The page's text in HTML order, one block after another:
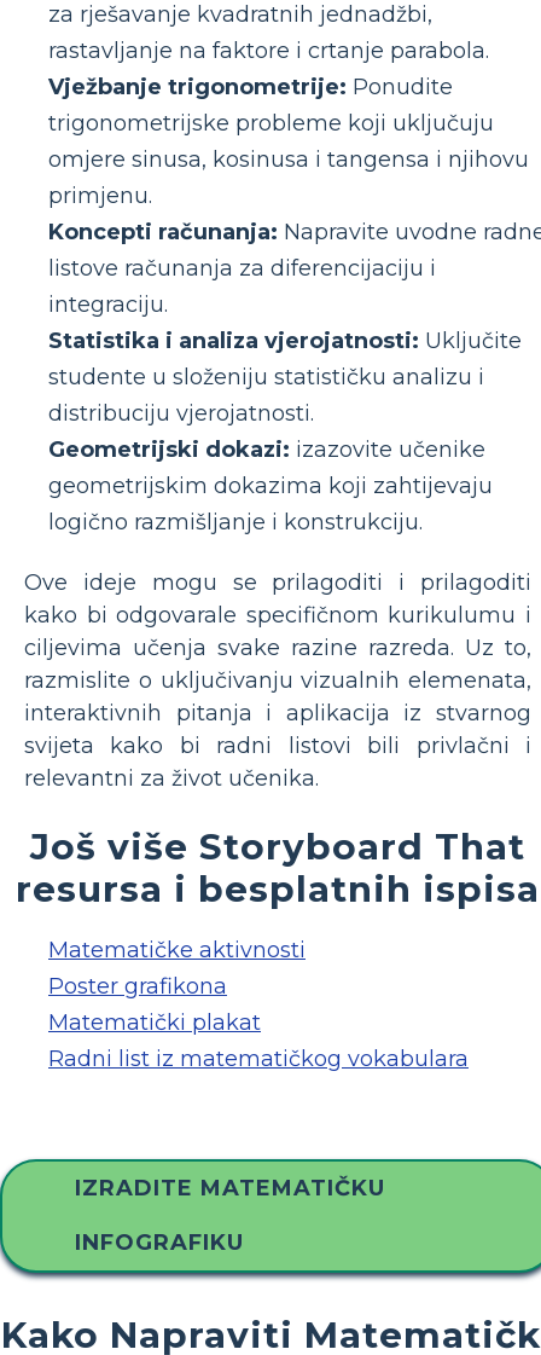
za rješavanje kvadratnih jednadžbi,
rastavljanje na faktore i crtanje parabola.
Vježbanje trigonometrije: Ponudite
trigonometrijske probleme koji uključuju
omjere sinusa, kosinusa i tangensa i njihovu
primjenu.
Koncepti računanja: Napravite uvodne
listove računanja za diferencijaciju i
integraciju.
Statistika i analiza vjerojatnosti: Uključite
studente u složeniju statističku analizu i
distribuciju vjerojatnosti.
Geometrijski dokazi: izazovite učenike
geometrijskim dokazima koji zahtijevaju
logično razmišljanje i konstrukciju.
Ove ideje mogu se prilagoditi i prilagoditi
kako bi odgovarale specifičnom kurikulumu i
ciljevima učenja svake razine razreda. Uz to,
razmislite o uključivanju vizualnih elemenata,
interaktivnih pitanja i aplikacija iz stvarnog
svijeta kako bi radni listovi bili privlačni i
relevantni za život učenika.
Još više Storyboard That
resursa i besplatnih ispisa
Matematičke aktivnosti
Poster grafikona
Matematički plakat
Radni list iz matematičkog vokabulara
IZRADITE MATEMATIČKU
INFOGRAFIKU
Kako Napraviti